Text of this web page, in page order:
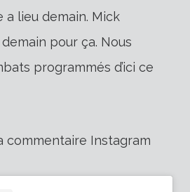
a lieu demain. Mick
pour ça. Nous
programmés d’ici ce
commentaire Instagram